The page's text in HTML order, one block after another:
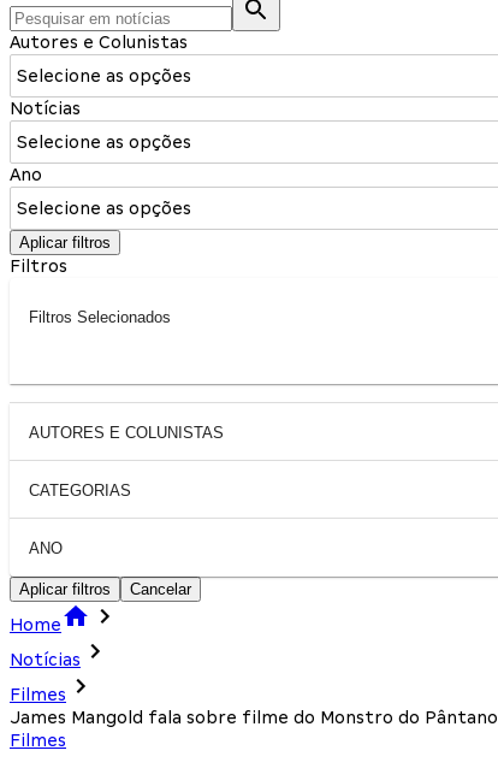
Autores e Colunistas
Selecione as opções
Notícias
Selecione as opções
Ano
Selecione as opções
Aplicar filtros
Filtros
Filtros Selecionados
AUTORES E COLUNISTAS
CATEGORIAS
ANO
Aplicar filtros Cancelar
Home
Notícias
Filmes
James Mangold fala sobre filme do Monstro do Pântano
Filmes